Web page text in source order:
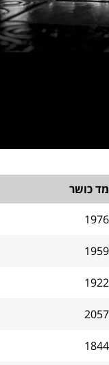
מד כושר
1976
1959
1922
2057
1844